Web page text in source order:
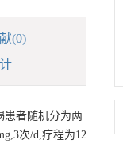
(0)
患者随机分为两
次/d,疗程为12